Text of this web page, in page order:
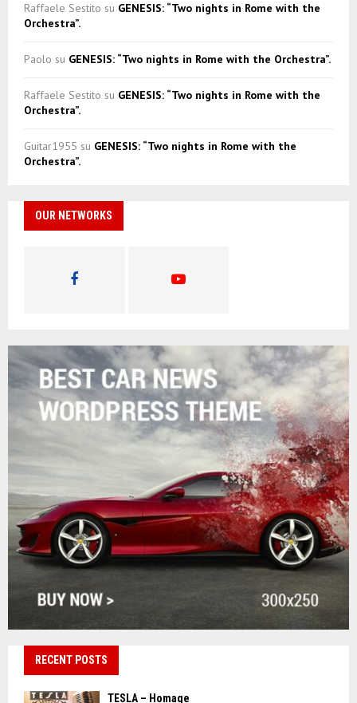
Raffaele Sestito su GENESIS: “Two nights in Rome with the
Orchestra”.
Paolo su GENESIS: “Two nights in Rome with the Orchestra”.
Raffaele Sestito su GENESIS: “Two nights in Rome with the
Orchestra”.
Guitar1955 su GENESIS: “Two nights in Rome with the
Orchestra”.
OUR NETWORKS
RECENT POSTS
TESLA – Homage